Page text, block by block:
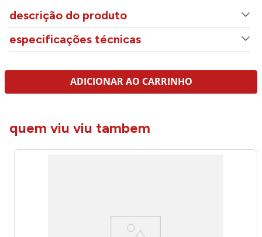
descrição do produto
especificações técnicas
ADICIONAR AO CARRINHO
quem viu viu tambem